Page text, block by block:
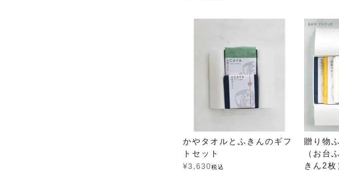
かやタオルとふきんのギフ
トセット
¥3,630税込
贈り物
（お台
きん2枚